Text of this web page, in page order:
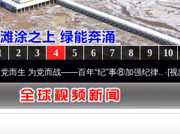
10
9
8
7
6
5
4
3
2
而战——百年“纪”事⑧加强纪律..·[视频]牢记初心